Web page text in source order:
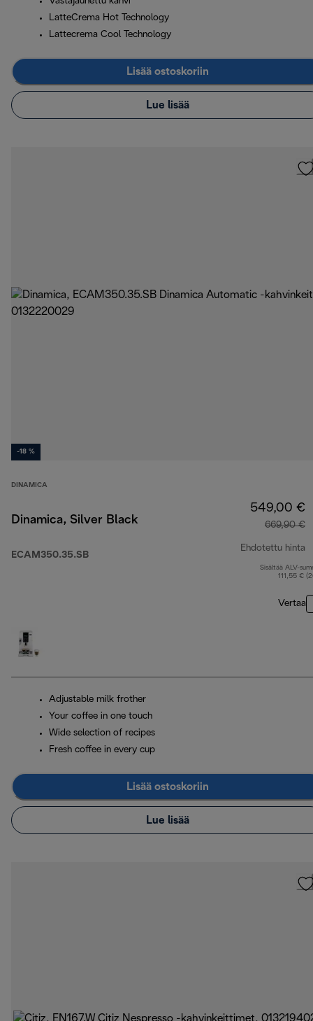
LatteCrema Hot Technology
Lattecrema Cool Technology
Lisää ostoskoriin
Lue lisää
-18 %
DINAMICA
Dinamica, Silver Black
ECAM350.35.SB
549,00 €
669,90 €
Ehdotettu hinta
Sisältää ALV-
111,55 €
Vertaa
Adjustable milk frother
Your coffee in one touch
Wide selection of recipes
Fresh coffee in every cup
Lisää ostoskoriin
Lue lisää